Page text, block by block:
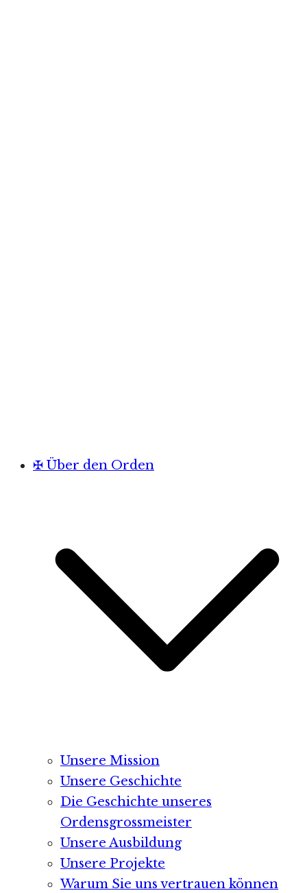
✠ Über den Orden
Unsere Mission
Unsere Geschichte
Die Geschichte unseres
Ordensgrossmeister
Unsere Ausbildung
Unsere Projekte
Warum Sie uns vertrauen können